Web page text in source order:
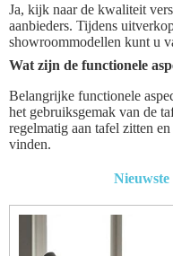
Ja, kijk naar de kwaliteit
aanbieders. Tijdens
showroommodellen kunt u
Wat zijn de functionele
Belangrijke functionele
het gebruiksgemak van de
regelmatig aan tafel zitten
vinden.